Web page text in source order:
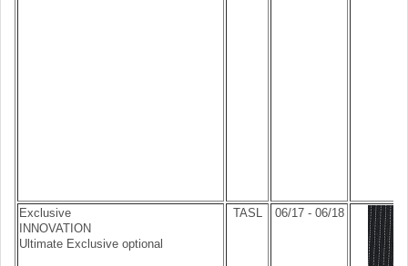
Exclusive
INNOVATION
Ultimate Exclusive optional
TASL 06/17 - 06/18